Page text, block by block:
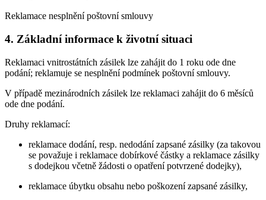
Reklamace nesplnění poštovní smlouvy
4. Základní informace k životní situaci
Reklamaci vnitrostátních zásilek lze zahájit do 1 roku ode dne
podání; reklamuje se nesplnění podmínek poštovní smlouvy.
V případě mezinárodních zásilek lze reklamaci zahájit do 6 měsíců
ode dne podání.
Druhy reklamací:
reklamace dodání, resp. nedodání zapsané zásilky (za takovou
se považuje i reklamace dobírkové částky a reklamace zásilky
s dodejkou včetně žádosti o opatření potvrzené dodejky),
reklamace úbytku obsahu nebo poškození zapsané zásilky,